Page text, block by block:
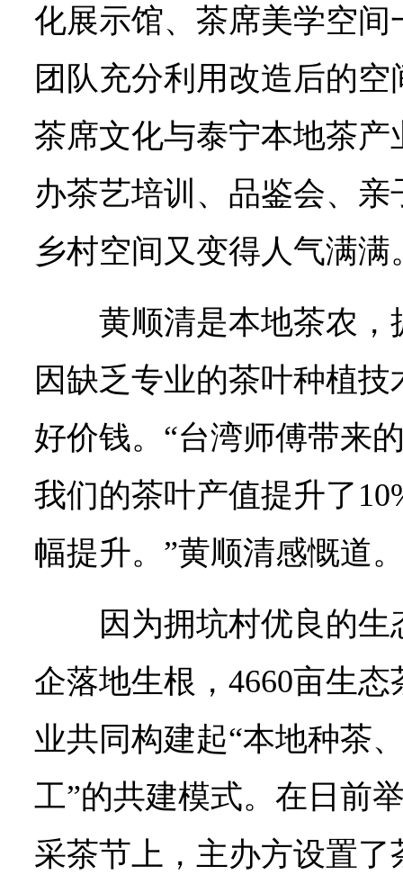
化展示馆、茶席美学空
团队充分利用改造后的
茶席文化与泰宁本地茶
办茶艺培训、品鉴会、
乡村空间又变得人气满满
黄顺清是本地茶农，
因缺乏专业的茶叶种植
好价钱。“台湾师傅带来
我们的茶叶产值提升了
幅提升。”黄顺清感慨道
因为拥坑村优良的
企落地生根，4660亩生
业共同构建起“本地种茶
工”的共建模式。在日前
采茶节上，主办方设置